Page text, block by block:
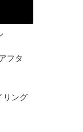
フタ
リング